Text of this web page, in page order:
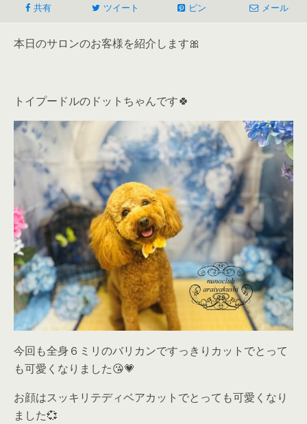
共有 ツイート ピン メール
本日のサロンのお客様を紹介します🎀
トイプードルのドットちゃんです🍀
今回も全身６ミリのバリカンですっきりカットでとって
も可愛くなりました😘💗
お顔はスッキリテディベアカットでとっても可愛くなり
ました💞